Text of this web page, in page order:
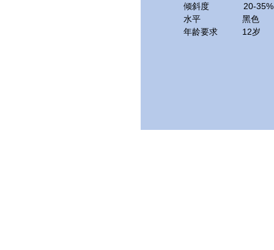
倾斜度 20-35%
水平 黑色
年龄要求 12岁